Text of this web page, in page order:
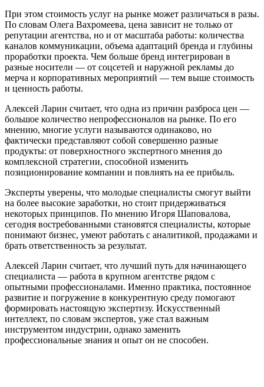
При этом стоимость услуг на рынке может различаться в разы.
По словам Олега Вахромеева, цена зависит не только от
репутации агентства, но и от масштаба работы: количества
каналов коммуникации, объема адаптаций бренда и глубины
проработки проекта. Чем больше бренд интегрирован в
разные носители — от соцсетей и наружной рекламы до
мерча и корпоративных мероприятий — тем выше стоимость
и ценность работы.
Алексей Ларин считает, что одна из причин разброса цен —
большое количество непрофессионалов на рынке. По его
мнению, многие услуги называются одинаково, но
фактически представляют собой совершенно разные
продукты: от поверхностного экспертного мнения до
комплексной стратегии, способной изменить
позиционирование компании и повлиять на ее прибыль.
Эксперты уверены, что молодые специалисты смогут выйти
на более высокие заработки, но стоит придерживаться
некоторых принципов. По мнению Игоря Шаповалова,
сегодня востребованными становятся специалисты, которые
понимают бизнес, умеют работать с аналитикой, продажами и
брать ответственность за результат.
Алексей Ларин считает, что лучший путь для начинающего
специалиста — работа в крупном агентстве рядом с
опытными профессионалами. Именно практика, постоянное
развитие и погружение в конкурентную среду помогают
формировать настоящую экспертизу. Искусственный
интеллект, по словам экспертов, уже стал важным
инструментом индустрии, однако заменить
профессиональные знания и опыт он не способен.